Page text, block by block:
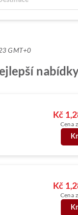
GMT+0
Kč
Cena
Kč
Cena